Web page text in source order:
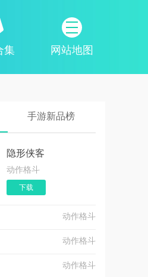
网站地图
集
手游新品榜
隐形侠客
动作格斗
下载
动作格斗
动作格斗
动作格斗